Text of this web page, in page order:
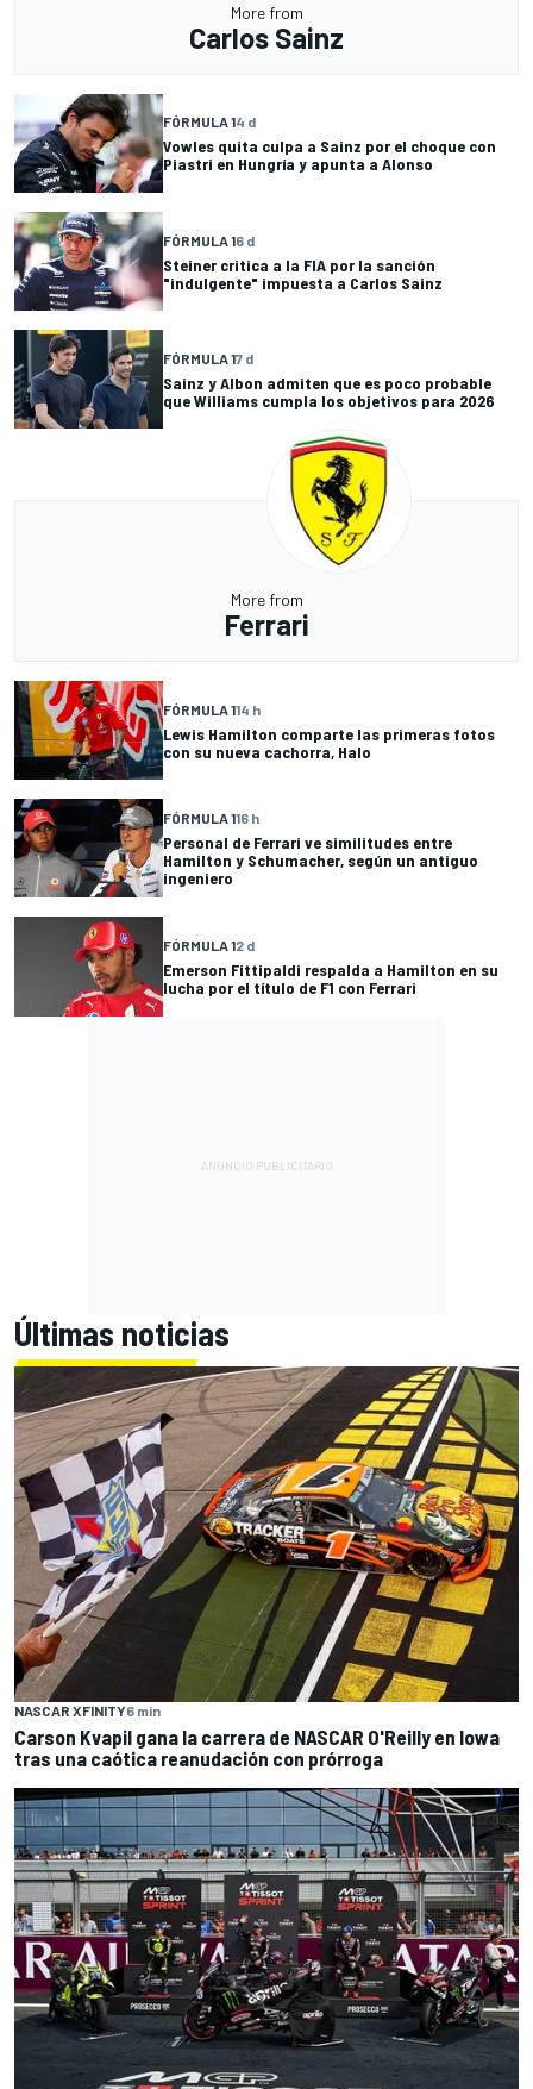
More from
Carlos Sainz
FÓRMULA 14 d
Vowles quita culpa a Sainz por el choque con
Piastri en Hungría y apunta a Alonso
FÓRMULA 16 d
Steiner critica a la FIA por la sanción
"indulgente" impuesta a Carlos Sainz
FÓRMULA 17 d
Sainz y Albon admiten que es poco probable
que Williams cumpla los objetivos para 2026
More from
Ferrari
FÓRMULA 114 h
Lewis Hamilton comparte las primeras fotos
con su nueva cachorra, Halo
FÓRMULA 116 h
Personal de Ferrari ve similitudes entre
Hamilton y Schumacher, según un antiguo
ingeniero
FÓRMULA 12 d
Emerson Fittipaldi respalda a Hamilton en su
lucha por el título de F1 con Ferrari
Últimas noticias
NASCAR XFINITY6 min
Carson Kvapil gana la carrera de NASCAR O'Reilly en Iowa
tras una caótica reanudación con prórroga